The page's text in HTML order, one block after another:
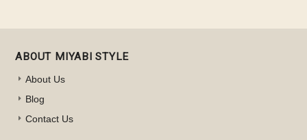
ABOUT MIYABI STYLE
About Us
Blog
Contact Us